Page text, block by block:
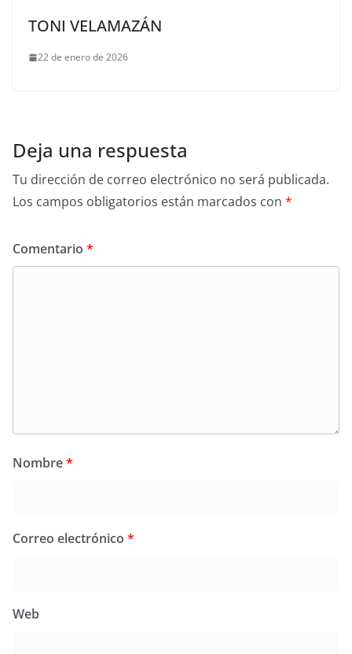
TONI VELAMAZÁN
22 de enero de 2026
Deja una respuesta
Tu dirección de correo electrónico no será publicada.
Los campos obligatorios están marcados con *
Comentario *
Nombre*
Correo electrónico *
Web